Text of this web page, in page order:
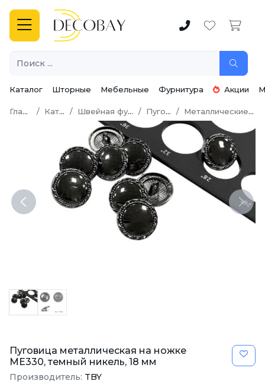
Каталог Шторные Мебельные Фурнитура Акции
Главная Каталог Швейная фурнитура Пуговицы Металлические пуговицы
Previous Next
Пуговица металлическая на ножке
ME330, темный никель, 18 мм
Производитель: TBY